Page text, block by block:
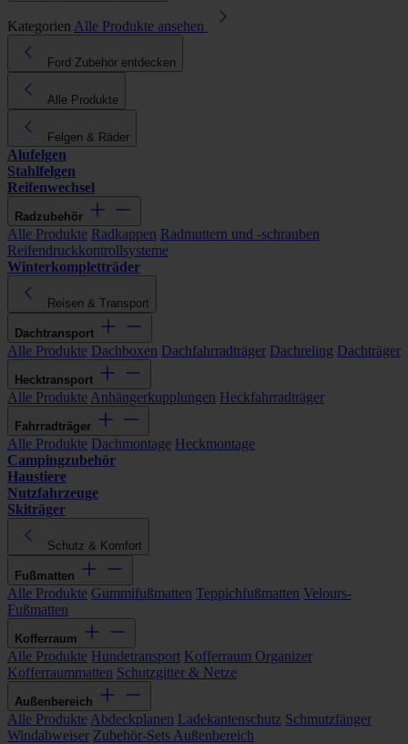
Kategorien Alle Produkte ansehen
Ford Zubehör entdecken
Alle Produkte
Felgen & Räder
Alufelgen
Stahlfelgen
Reifenwechsel
Radzubehör
Alle Produkte Radkappen Radmuttern und -schrauben
Reifendruckkontrollsysteme
Winterkompletträder
Reisen & Transport
Dachtransport
Alle Produkte Dachboxen Dachfahrradträger Dachreling Dachträger
Hecktransport
Alle Produkte Anhängerkupplungen Heckfahrradträger
Fahrradträger
Alle Produkte Dachmontage Heckmontage
Campingzubehör
Haustiere
Nutzfahrzeuge
Skiträger
Schutz & Komfort
Fußmatten
Alle Produkte Gummifußmatten Teppichfußmatten Velours-
Fußmatten
Kofferraum
Alle Produkte Hundetransport Kofferraum Organizer
Kofferraummatten Schutzgitter & Netze
Außenbereich
Alle Produkte Abdeckplanen Ladekantenschutz Schmutzfänger
Windabweiser Zubehör-Sets Außenbereich